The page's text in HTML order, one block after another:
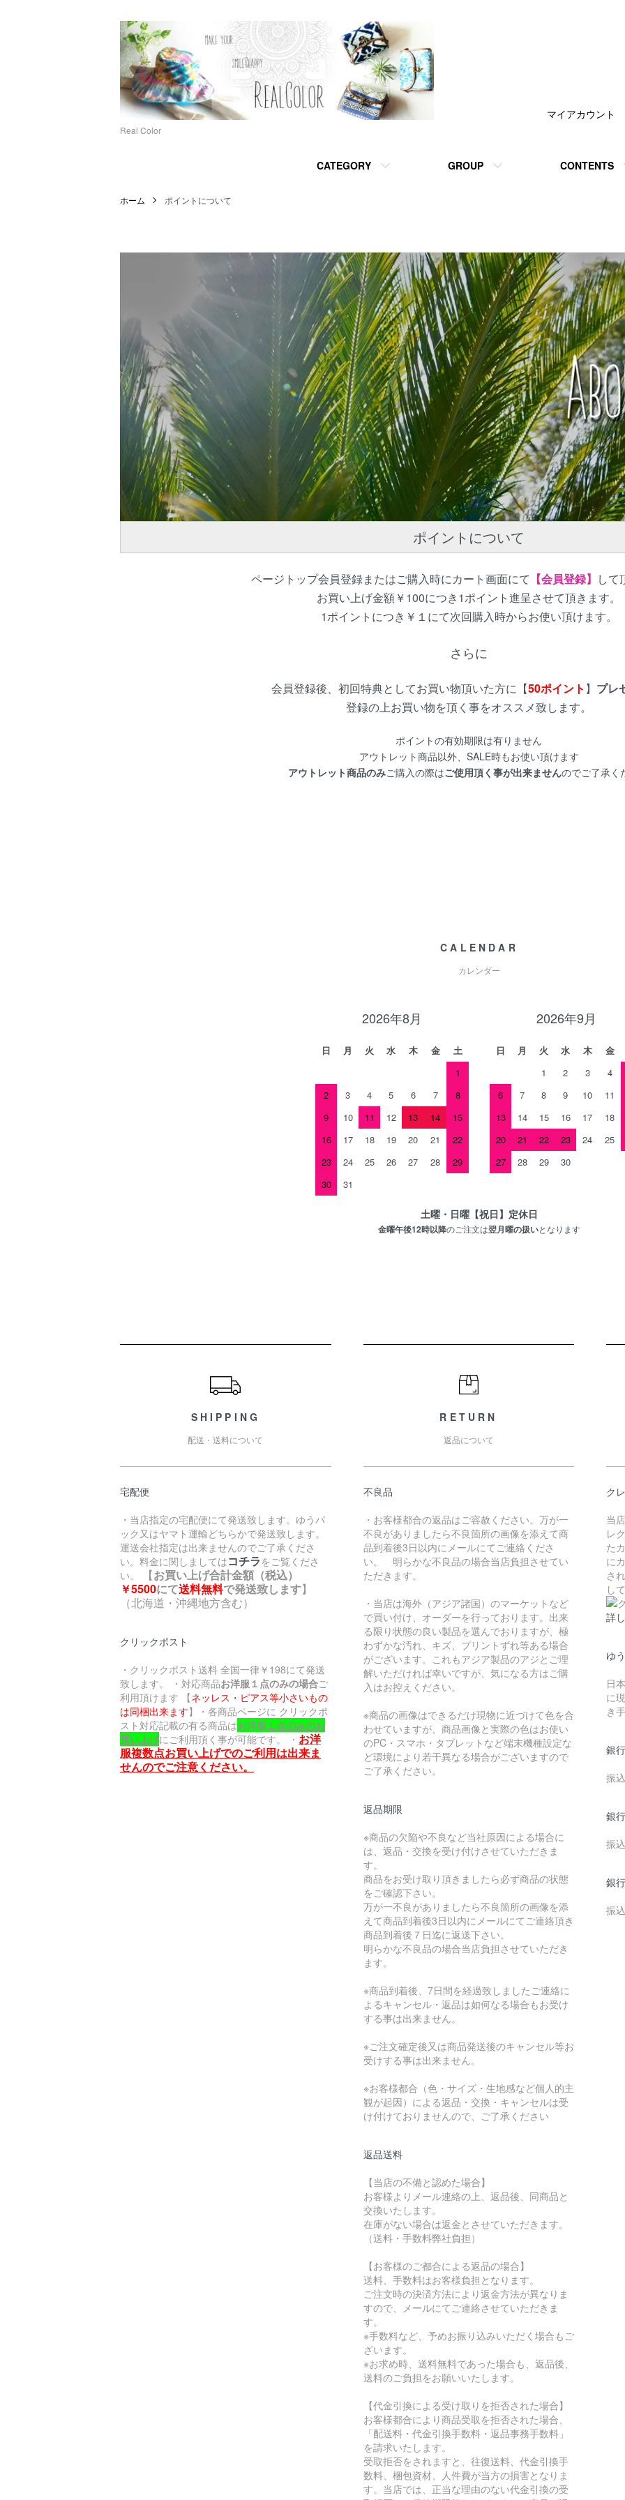
Real Color
CATEGORY GROUP CONTENTS
マイアカウント
ホーム ポイントについて
ポイントについて
ページトップ会員登録またはご購入時にカート画面にて 【会員登録】 して
お買い上げ金額￥100につき1ポイント進呈させて頂きます。
1ポイントにつき￥１にて次回購入時からお使い頂けます。
さらに
会員登録後、初回特典としてお買い物頂いた方に【50ポイント 】 プレ
登録の上お買い物を頂く事をオススメ致します。
ポイントの有効期限は有りません
アウトレット商品以外、SALE時もお使い頂けます
アウトレット商品のみご購入の際はご使用頂く事が出来ませんのでご了承く
CALENDAR
カレンダー
2026年8月
日 月 火 水 木 金
土
1
2
3 4 5 6 7
8
9
10 11 12 13 14
15
16
17 18 19 20 21
22
23
24 25 26 27 28
29
30
31
2026年9月
日 月 火 水 木 金
1
2 3 4
6
7 8 9 10 11
13
14 15 16 17 18
20
21 22 23 24 25
27
28 29 30
土曜・日曜【祝日】定休日
金曜午後12時以降のご注文は翌月曜の扱いとなります
SHIPPING
配送・送料について
宅配便
・当店指定の宅配便にて発送致します。ゆうパ
ック又はヤマト運輸どちらかで発送致します。
運送会社指定は出来ませんのでご了承くださ
い。料金に関しましてはコチラ をご覧くださ
い。
【お買い上げ合計金額（税込）
￥5500にて送料無料で発送致します】
（北海道・沖縄地方含む）
クリックポスト
・クリックポスト送料 全国一律￥198にて発送
致します。 ・対応商品お洋服１点のみの場合ご
利用頂けます 【ネッレス・ピアス等小さいもの
は同梱出来ます】・各商品ページに クリックポ
スト対応記載の有る商品はお洋服 １点のみのお
買い上げにご利用頂く事が可能です。 ・ お洋
服複数点お買い上げでのご利用は出来ま
せんのでご注意ください。
RETURN
返品について
不良品
・お客様都合の返品はご容赦ください。万が一
不良がありましたら不良箇所の画像を添えて商
品到着後3日以内にメールにてご連絡くださ
い。 明らかな不良品の場合当店負担させてい
ただきます。
・当店は海外（アジア諸国）のマーケットなど
で買い付け、オーダーを行っております。出来
る限り状態の良い製品を選んでおりますが、極
わずかな汚れ、キズ、プリントずれ等ある場合
がございます。これもアジア製品のアジとご理
解いただければ幸いですが、気になる方はご購
入はお控えください。
※商品の画像はできるだけ現物に近づけて色を合
わせていますが、商品画像と実際の色はお使い
のPC・スマホ・タブレットなど端末機種設定な
ど環境により若干異なる場合がございますので
ご了承ください。
返品期限
※商品の欠陥や不良など当社原因による場合に
は、返品・交換を受け付けさせていただきま
す。
商品をお受け取り頂きましたら必ず商品の状態
をご確認下さい。
万が一不良がありましたら不良箇所の画像を添
えて商品到着後3日以内にメールにてご連絡頂き
商品到着後７日迄に返送下さい。
明らかな不良品の場合当店負担させていただき
ます。
※商品到着後、7日間を経過致しましたご連絡に
よるキャンセル・返品は如何なる場合もお受け
する事は出来ません。
※ご注文確定後又は商品発送後のキャンセル等お
受けする事は出来ません。
※お客様都合（色・サイズ・生地感など個人的主
観が起因）による返品・交換・キャンセルは受
け付けておりませんので、ご了承ください
返品送料
【当店の不備と認めた場合】
お客様よりメール連絡の上、返品後、同商品と
交換いたします。
在庫がない場合は返金とさせていただきます。
（送料・手数料弊社負担）
【お客様のご都合による返品の場合】
送料、手数料はお客様負担となります。
ご注文時の決済方法により返金方法が異なりま
すので、メールにてご連絡させていただきま
す。
※手数料など、予めお振り込みいただく場合もご
ざいます。
※お求め時、送料無料であった場合も、返品後、
送料のご負担をお願いいたします。
【代金引換による受け取りを拒否された場合】
お客様都合により商品受取を拒否された場合、
「配送料・代金引換手数料・返品事務手数料」
を請求いたします。
受取拒否をされますと、往復送料、代金引換手
数料、梱包資材、人件費が当方の損害となりま
す。当店では、正当な理由のない代金引換の受
ク
当
レ
た
に
さ
し
詳
ゆ
日
に
き
銀
振
銀
振
銀
振